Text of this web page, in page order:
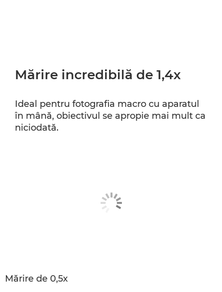
Mărire incredibilă de 1,4x
Ideal pentru fotografia macro cu aparatul
în mână, obiectivul se apropie mai mult ca
niciodată.
Mărire de 0,5x